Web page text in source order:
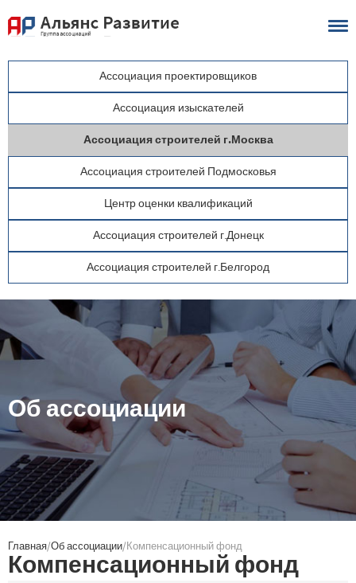
Ассоциация проектировщиков
Ассоциация изыскателей
Ассоциациястроителей г.Москва
Ассоциация строителей Подмосковья
Центроценки квалификаций
Ассоциация строителей г.Донецк
Ассоциация строителей г.Белгород
Об ассоциации
Главная Об ассоциации Компенсационный фонд
Компенсационный фонд